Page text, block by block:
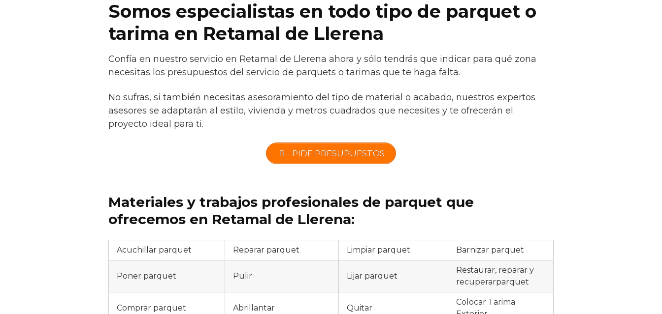
Somos especialistas en todo tipo de parquet o
tarima en Retamal de Llerena
Confía en nuestro servicio en Retamal de Llerena ahora y sólo tendrás que indicar para qué zona
necesitas los presupuestos del servicio de parquets o tarimas que te haga falta.
No sufras, si también necesitas asesoramiento del tipo de material o acabado, nuestros expertos
asesores se adaptarán al estilo, vivienda y metros cuadrados que necesites y te ofrecerán el
proyecto ideal para ti.
PIDE PRESUPUESTOS
Materiales y trabajos profesionales de parquet que
ofrecemos en Retamal de Llerena:
Acuchillar parquet Reparar parquet Limpiar parquet Barnizar parquet
Poner parquet Pulir Lijar parquet
Restaurar, reparar y
recuperarparquet
Comprar parquet Abrillantar Quitar
Colocar Tarima